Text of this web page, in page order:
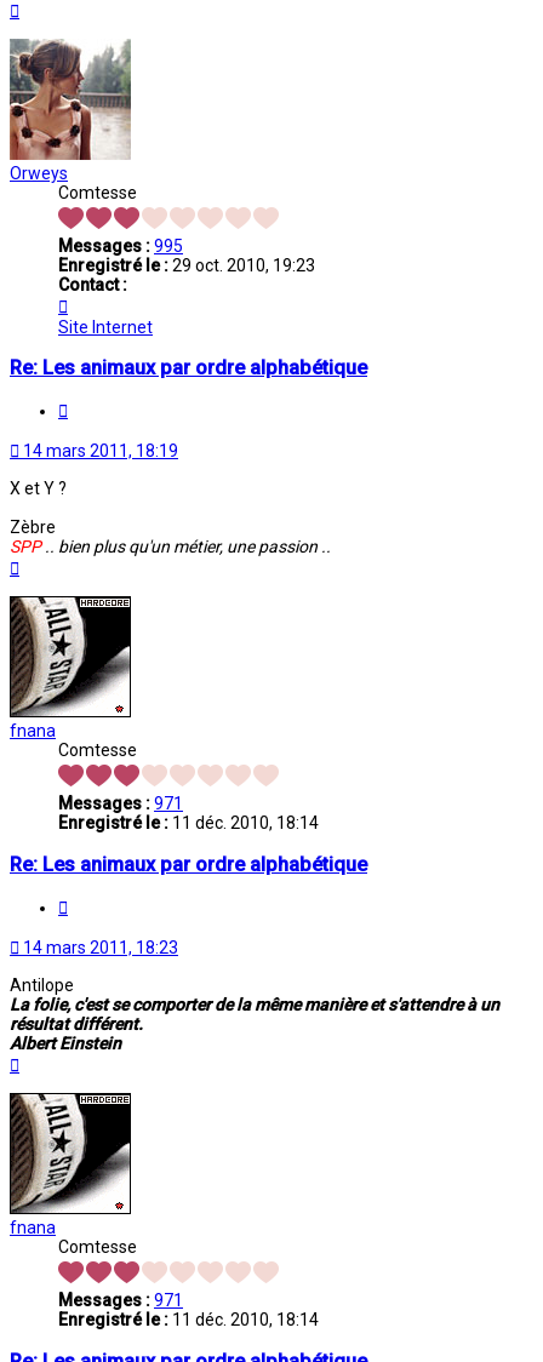
Orweys
Comtesse
Messages :995
Enregistré le :29 oct. 2010, 19:23
Contact :
Orweys
Site Internet
Re: Les animaux par ordre alphabétique
14 mars 2011, 18:19
X et Y ?
Zèbre
SPP.. bien plus qu'un métier, une passion ..
fnana
Comtesse
Messages :971
Enregistré le : 11 déc. 2010, 18:14
Re: Les animaux par ordre alphabétique
14 mars 2011, 18:23
Antilope
La folie, c'est se comporter de la même manière et s'attendre à un
résultat différent.
Albert Einstein
fnana
Comtesse
Messages :971
Enregistré le : 11 déc. 2010, 18:14